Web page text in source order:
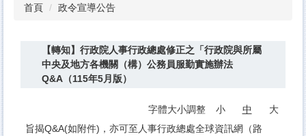
首頁 政令宣導公告
【轉知】行政院人事行政總處修正之「行政院與所屬
中央及地方各機關（構）公務員服勤實施辦法
Q&A（115年5月版）
字體大小調整 小 中
大
旨揭Q&A(如附件)，亦可至人事行政總處全球資訊網（路